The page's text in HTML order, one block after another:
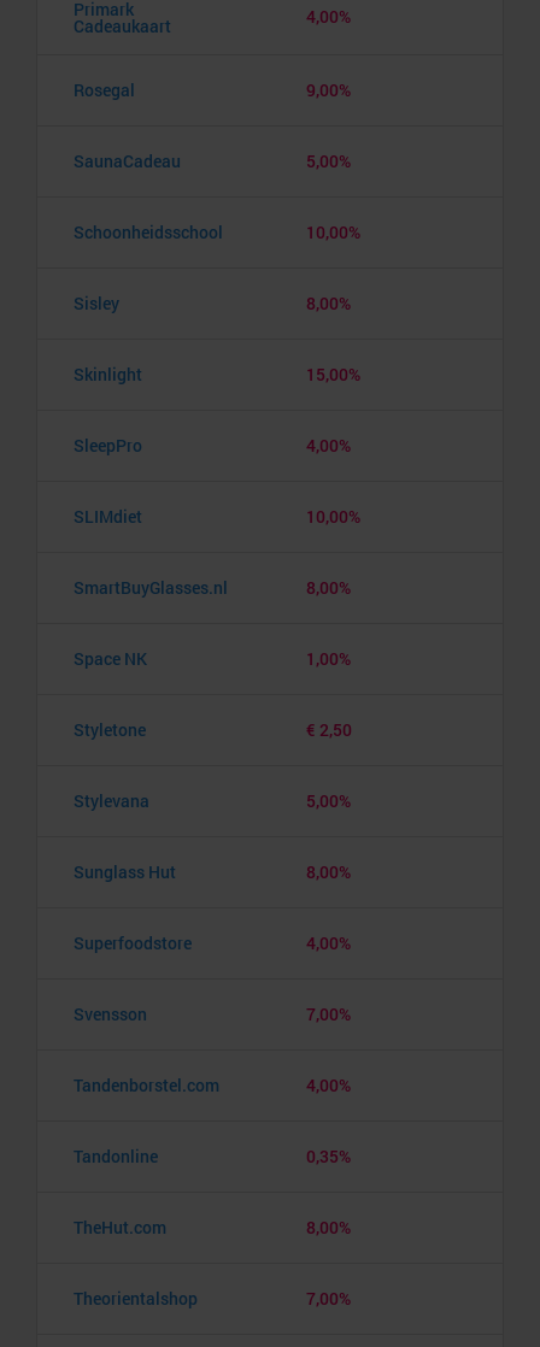
Primark
Cadeaukaart 4,00%
Rosegal 9,00%
SaunaCadeau 5,00%
Schoonheidsschool 10,00%
Sisley 8,00%
Skinlight 15,00%
SleepPro 4,00%
SLIMdiet 10,00%
SmartBuyGlasses.nl 8,00%
Space NK 1,00%
Styletone € 2,50
Stylevana 5,00%
Sunglass Hut 8,00%
Superfoodstore 4,00%
Svensson 7,00%
Tandenborstel.com 4,00%
Tandonline 0,35%
TheHut.com 8,00%
Theorientalshop 7,00%